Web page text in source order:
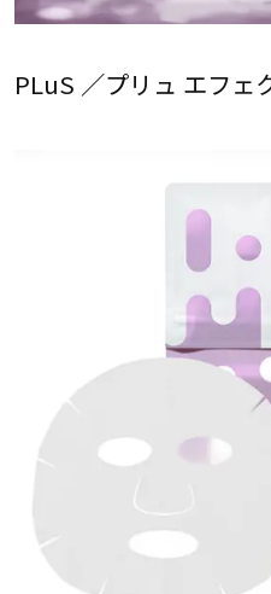
PLuS ／プリュ エフェ